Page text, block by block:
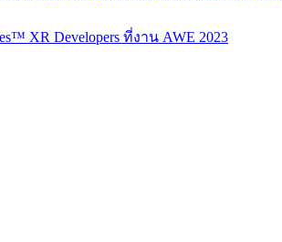
XR Developers ที่งาน AWE 2023